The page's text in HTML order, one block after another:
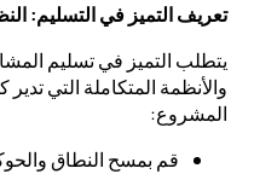
تعريف التميز في التسليم:
يتطلب التميز في تسليم
والأنظمة المتكاملة التي
المشروع:
قم بمسح النطاق